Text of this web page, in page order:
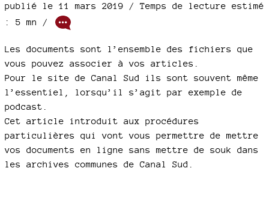
publié le 11 mars 2019 / Temps de lecture estimé
: 5 mn /
Les documents sont l’ensemble des fichiers que
vous pouvez associer à vos articles.
Pour le site de Canal Sud ils sont souvent même
l’essentiel, lorsqu’il s’agit par exemple de
podcast.
Cet article introduit aux procédures
particulières qui vont vous permettre de mettre
vos documents en ligne sans mettre de souk dans
les archives communes de Canal Sud.